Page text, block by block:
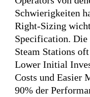
Schwierigkeiten
Right-Sizing
Specification. Die
Steam Stations
Lower Initial
Costs und Easier
90% der